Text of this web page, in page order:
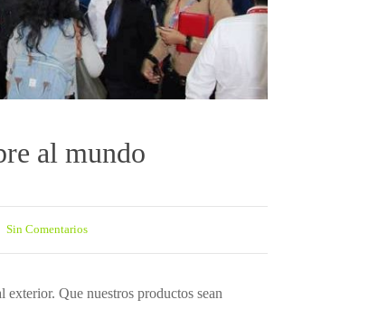
al mundo
Sin Comentarios
exterior. Que nuestros productos sean